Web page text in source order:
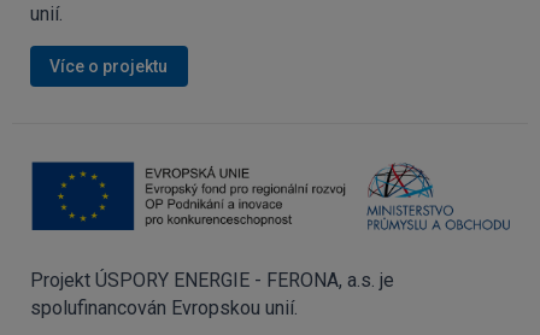
unií.
Více o projektu
Projekt ÚSPORY ENERGIE - FERONA, a.s. je
spolufinancován Evropskou unií.